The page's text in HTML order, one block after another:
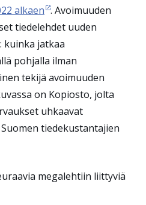
alkaen . Avoimuuden
tiedelehdet uuden
kuinka jatkaa
pohjalla ilman
tekijä avoimuuden
on Kopiosto, jolta
uhkaavat
tiedekustantajien
megalehtiin liittyviä